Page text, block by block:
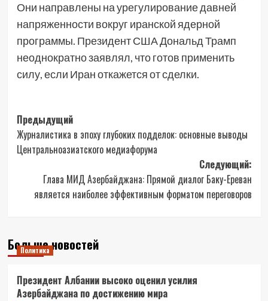
Они направлены на урегулирование давней
напряженности вокруг иранской ядерной
программы. Президент США Дональд Трамп
неоднократно заявлял, что готов применить
силу, если Иран откажется от сделки.
Навигация
записи
Предыдущий
Журналистика в эпоху глубоких подделок: основные выводы
Центральноазиатского медиафорума
Следующий:
Глава МИД Азербайджана: Прямой диалог Баку-Ереван
является наиболее эффективным форматом переговоров
Больше новостей
Политика
Президент Албании высоко оценил усилия
Азербайджана по достижению мира